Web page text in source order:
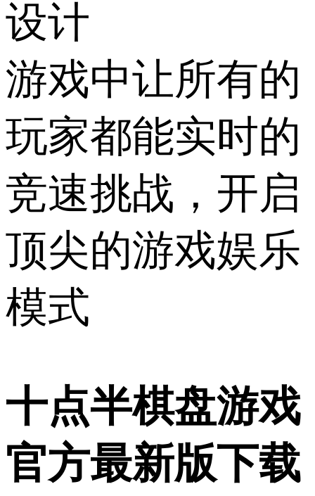
设计
游戏中让所有的
玩家都能实时的
竞速挑战，开启
顶尖的游戏娱乐
模式
十点半棋盘游戏
官方最新版下载